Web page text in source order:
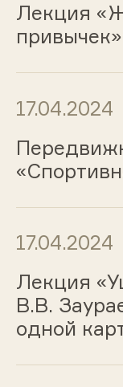
Лекция
привычек»
17.04.2024
17.04.2024
Лекция
В.В.
одной